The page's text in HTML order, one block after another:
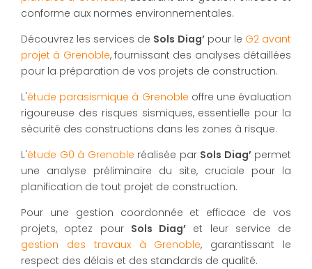
conforme aux normes environnementales.
Découvrez les services de Sols Diag’pour le G2 avant
projet à Grenoble, fournissant des analyses détaillées
pour la préparation de vos projets de construction.
L'étude parasismique à Grenoble offre une évaluation
rigoureuse des risques sismiques, essentielle pour la
sécurité des constructions dans les zones à risque.
L'étude G0 à Grenoble réalisée par Sols Diag’permet
une analyse préliminaire du site, cruciale pour la
planification de tout projet de construction.
Pour une gestion coordonnée et efficace de vos
projets, optez pour Sols Diag’ et leur service de
gestion des travaux à Grenoble, garantissant le
respect des délais et des standards de qualité.